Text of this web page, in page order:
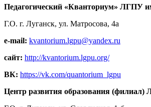
Педагогический «Кванториум» ЛГПУ
Г.О. г. Луганск, ул. Матросова, 4а
e-mail: kvantorium.lgpu@yandex.ru
сайт: http://kvantorium.lgpu.org/
ВК: https://vk.com/quantorium_lgpu
Центр развития образования